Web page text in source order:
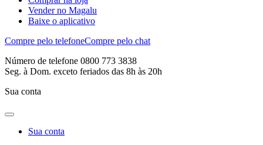
Vender no Magalu
Baixe o aplicativo
Compre pelo telefoneCompre pelo chat
Número de telefone 0800 773 3838
Seg. à Dom. exceto feriados das 8h às 20h
Sua conta
Sua conta